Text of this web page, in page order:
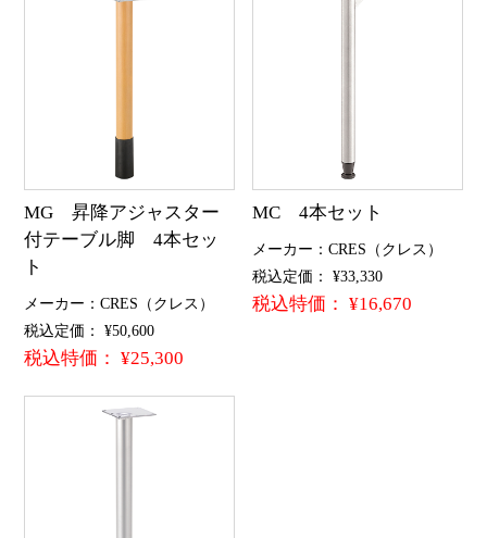
MG 昇降アジャスター
付テーブル脚 4本セッ
ト
メーカー：CRES（クレス）
税込定価： ¥50,600
税込特価： ¥25,300
MC 4本セット
メーカー：CRES（クレス）
税込定価： ¥33,330
税込特価： ¥16,670